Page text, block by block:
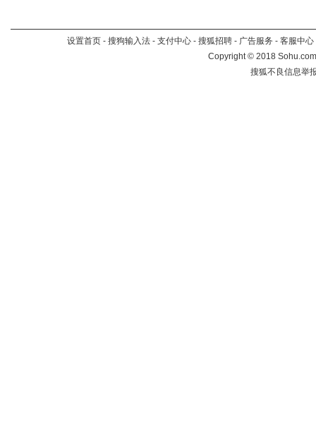
设置首页 - 搜狗输入法 - 支付中心 - 搜狐招聘 - 广告服务 - 客服中心
Copyright©2018
搜狐不良信息举